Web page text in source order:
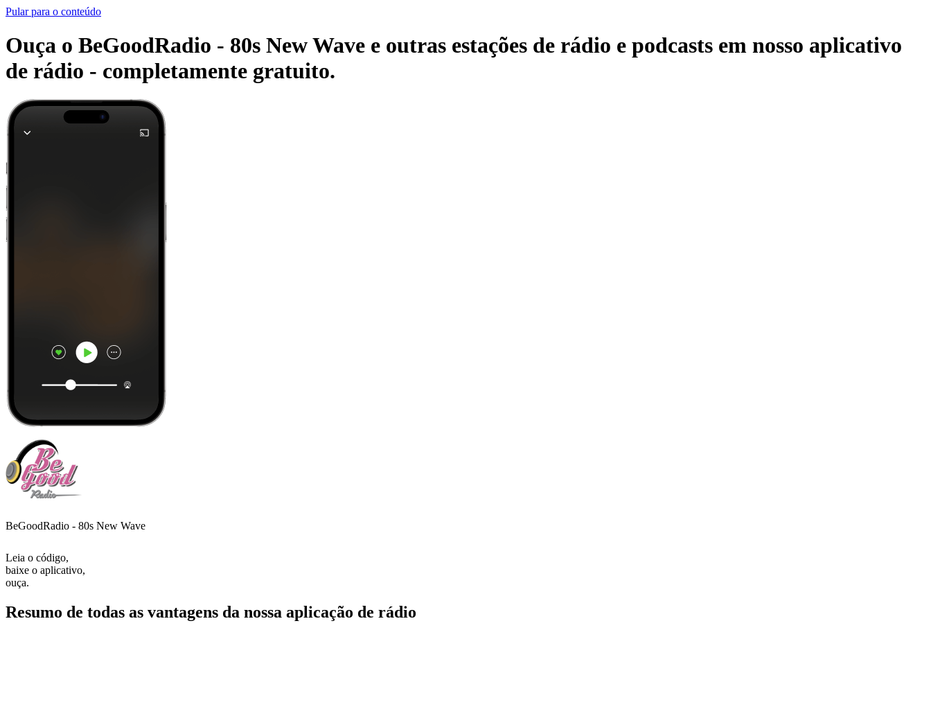
Pular para o conteúdo
Ouça o BeGoodRadio - 80s New Wave e outras estações de rádio e podcasts em nosso aplicativo
de rádio - completamente gratuito.
BeGoodRadio - 80s New Wave
Leia o código,
baixe o aplicativo,
ouça.
Resumo de todas as vantagens da nossa aplicação de rádio